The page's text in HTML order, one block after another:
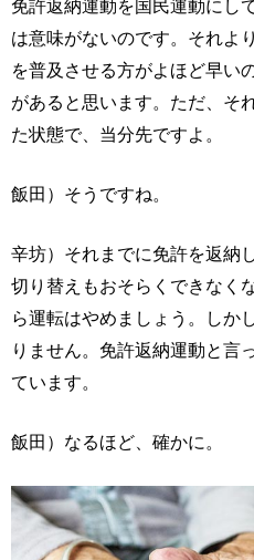
免許返納運動を国民運動にし
は意味がないのです。それよ
を普及させる方がよほど早い
があると思います。ただ、そ
た状態で、当分先ですよ。
飯田）そうですね。
辛坊）それまでに免許を返納
切り替えもおそらくできなく
ら運転はやめましょう。しか
りません。免許返納運動と言
ています。
飯田）なるほど、確かに。